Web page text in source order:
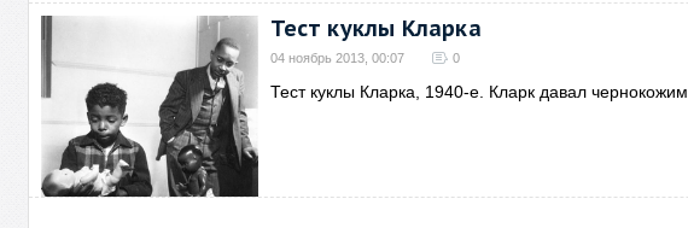
Тест куклы Кларка
04 ноябрь 2013, 00:07 0
Тест куклы Кларка, 1940-е. Кларк давал чернокожим